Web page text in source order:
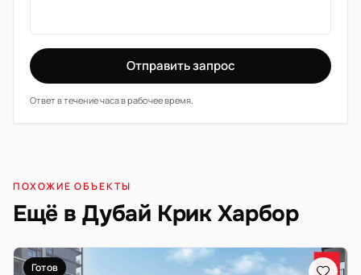
Отправить запрос
Ответ в течение часа в рабочее время.
ПОХОЖИЕ ОБЪЕКТЫ
Ещё в Дубай Крик Харбор
Готов